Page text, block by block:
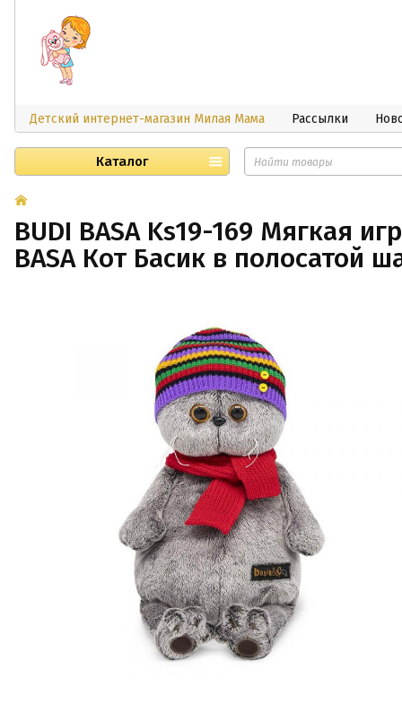
Детский интернет-магазин Милая Мама Рассылки
Каталог
BUDI BASA Ks19-169 Мягкая
BASA Кот Басик в полосатой